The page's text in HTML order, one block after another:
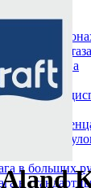
в
для унитаза
средства
для
в
в больших
в